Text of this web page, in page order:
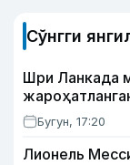
Сўнгги
Шри Ланкада
Бугун, 17:20
Лионель